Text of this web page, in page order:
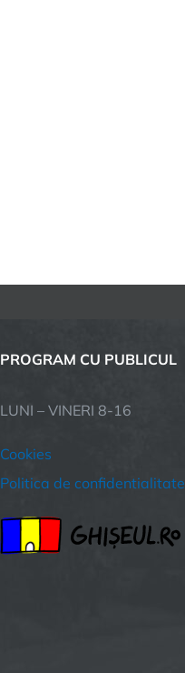
PROGRAM CU PUBLICUL
LUNI – VINERI 8-16
Cookies
Politica de confidentialitate